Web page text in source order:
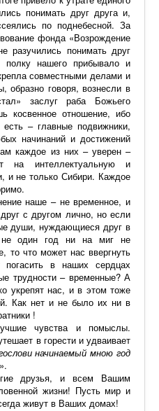
понимать друг друга и,
по поднебесной. За
фонда «Возрождение
разучились понимать друг
нашего прибывало и
совместными делами и
образно говоря, вознесли в
заслуг раба Божьего
косвенное отношение, ибо
– главные подвижники,
начинаний и достижений
каждое из них – уверен –
на интеллектуальную и
и не только Сибири. Каждое
наше – не временное, и
с другом лично, но если
души, нуждающиеся друг в
один год ни на миг не
то что может нас ввергнуть
в наших сердцах
трудности – временные? А
укрепят нас, и в этом тоже
Как нет и не было их ни в
!
чувства и помыслы.
в горести и удваивает
начинаемый мною год
».
друзья, и всем Вашим
жизни! Пусть мир и
живут в Ваших домах!